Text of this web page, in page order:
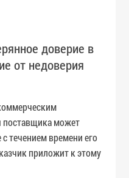
доверие в
от недоверия
поставщика может
течением времени его
приложит к этому